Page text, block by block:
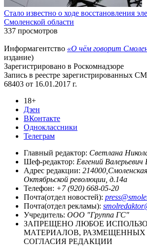
Стало известно о ходе восстановления
Смоленской области
337 просмотров
Информагентство «О чём говорит
издание)
Зарегистрировано в Роскомнадзоре
Запись в реестре
68403 от 16.01.2017 г.
18+
Дзен
ВКонтакте
Одноклассники
Телеграм
Главный редактор: Светлана
Шеф-редактор: Евгений
Адрес редакции:
Октябрьской революции, д.14а
Телефон: +7 (920) 668-05-20
Почта(отдел новостей):
Почта(отдел рекламы):
Учредитель: ООО "Группа ГС"
ЗАПРЕЩЕНО ЛЮБОЕ
МАТЕРИАЛОВ, РАЗМЕЩЕННЫХ
СОГЛАСИЯ РЕДАКЦИИ